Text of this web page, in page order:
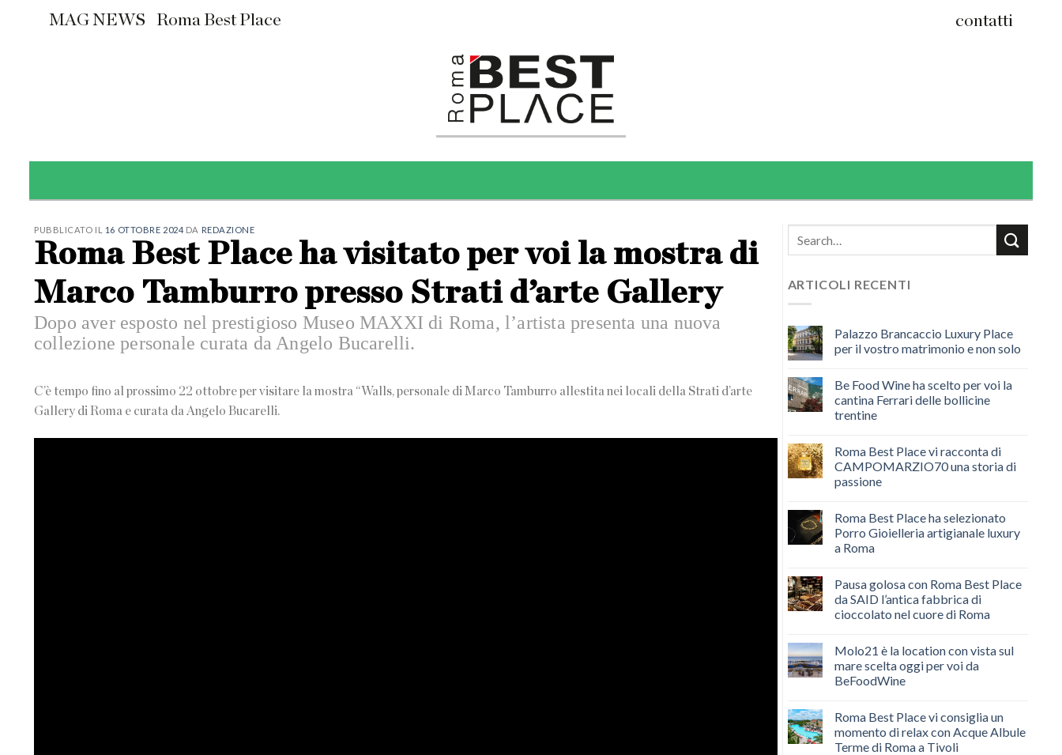
MAG NEWS Roma Best Place contatti
PUBBLICATO IL 16 OTTOBRE 2024 DA REDAZIONE
Roma Best Place ha visitato per voi la mostra di
Marco Tamburro presso Strati d’arte Gallery
Dopo aver esposto nel prestigioso Museo MAXXI di Roma, l’artista presenta una nuova
collezione personale curata da Angelo Bucarelli.
C’è tempo fino al prossimo 22 ottobre per visitare la mostra “Walls, personale di Marco Tamburro allestita nei locali della Strati d’arte
Gallery di Roma e curata da Angelo Bucarelli.
ARTICOLI RECENTI
Palazzo Brancaccio Luxury Place
per il vostro matrimonio e non solo
Be Food Wine ha scelto per voi la
cantina Ferrari delle bollicine
trentine
Roma Best Place vi racconta di
CAMPOMARZIO70 una storia di
passione
Roma Best Place ha selezionato
Porro Gioielleria artigianale luxury
a Roma
Pausa golosa con Roma Best Place
da SAID l’antica fabbrica di
cioccolato nel cuore di Roma
Molo21 è la location con vista sul
mare scelta oggi per voi da
BeFoodWine
Roma Best Place vi consiglia un
momento di relax con Acque Albule
Terme di Roma a Tivoli